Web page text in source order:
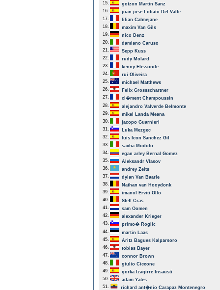
15.
gotzon Martin Sanz
16.
juan jose Lobato Del Valle
17.
lilian Calmejane
18.
maxim Van Gils
19.
nico Denz
20.
damiano Caruso
21.
Sepp Kuss
22.
rudy Molard
23.
kenny Elissonde
24.
rui Oliveira
25.
michael Matthews
26.
Felix Grossschartner
27.
cl�ment Champoussin
28.
alejandro Valverde Belmonte
29.
mikel Landa Meana
30.
jacopo Guarnieri
31.
Luka Mezgec
32.
luis leon Sanchez Gil
33.
sacha Modolo
34.
egan arley Bernal Gomez
35.
Aleksandr Vlasov
36.
andrey Zeits
37.
dylan Van Baarle
38.
Nathan van Hooydonk
39.
imanol Erviti Ollo
40.
Steff Cras
41.
sam Oomen
42.
alexander Krieger
43.
primo� Roglic
44.
martin Laas
45.
Aritz Bagues Kalparsoro
46.
tobias Bayer
47.
connor Brown
48.
giulio Ciccone
49.
gorka Izagirre Insausti
50.
adam Yates
51.
richard ant�nio Carapaz Montenegro